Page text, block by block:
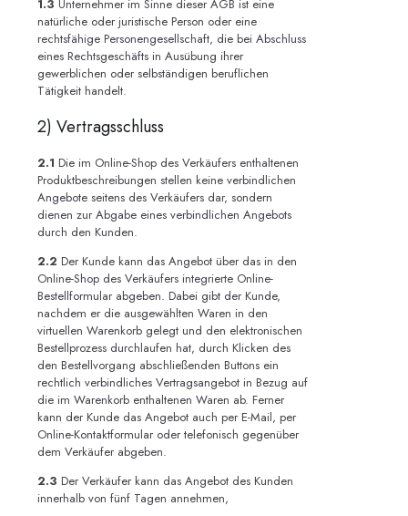
1.3 Unternehmer im Sinne dieser AGB ist eine
natürliche oder juristische Person oder eine
rechtsfähige Personengesellschaft, die bei Abschluss
eines Rechtsgeschäfts in Ausübung ihrer
gewerblichen oder selbständigen beruflichen
Tätigkeit handelt.
2) Vertragsschluss
2.1 Die im Online-Shop des Verkäufers enthaltenen
Produktbeschreibungen stellen keine verbindlichen
Angebote seitens des Verkäufers dar, sondern
dienen zur Abgabe eines verbindlichen Angebots
durch den Kunden.
2.2 Der Kunde kann das Angebot über das in den
Online-Shop des Verkäufers integrierte Online-
Bestellformular abgeben. Dabei gibt der Kunde,
nachdem er die ausgewählten Waren in den
virtuellen Warenkorb gelegt und den elektronischen
Bestellprozess durchlaufen hat, durch Klicken des
den Bestellvorgang abschließenden Buttons ein
rechtlich verbindliches Vertragsangebot in Bezug auf
die im Warenkorb enthaltenen Waren ab. Ferner
kann der Kunde das Angebot auch per E-Mail, per
Online-Kontaktformular oder telefonisch gegenüber
dem Verkäufer abgeben.
2.3 Der Verkäufer kann das Angebot des Kunden
innerhalb von fünf Tagen annehmen,